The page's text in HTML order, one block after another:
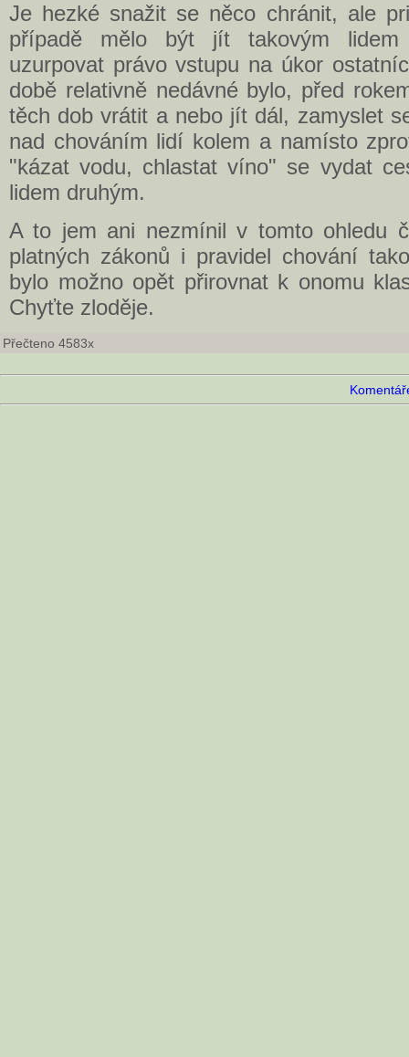
Je hezké snažit se něco chránit, ale
případě mělo být jít takovým lidem
uzurpovat právo vstupu na úkor
době relativně nedávné bylo, před
těch dob vrátit a nebo jít dál, zamyslet
nad chováním lidí kolem a namísto
"kázat vodu, chlastat víno" se vydat
lidem druhým.
A to jem ani nezmínil v tomto ohledu
platných zákonů i pravidel chování
bylo možno opět přirovnat k onomu
Chyťte zloděje.
Přečteno 4583x